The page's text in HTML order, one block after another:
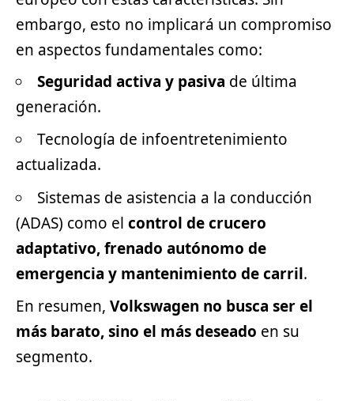
embargo, esto no implicará un compromiso
en aspectos fundamentales como:
Seguridad activa y pasiva de última
generación.
Tecnología de infoentretenimiento
actualizada.
Sistemas de asistencia a la conducción
(ADAS) como el control de crucero
adaptativo, frenado autónomo de
emergencia y mantenimiento de carril.
En resumen, Volkswagen no busca ser el
más barato, sino el más deseado en su
segmento.